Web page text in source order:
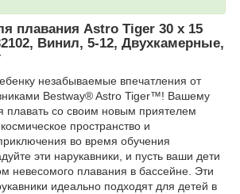
плавания Astro Tiger 30 х 15
Винил, 5-12, Двухкамерные,
незабываемые впечатления от
Bestway® Astro Tiger™! Вашему
плавать со своим новым приятелем
пространство и
во время обучения
эти нарукавники, и пусть ваши дети
невесомого плавания в бассейне. Эти
идеально подходят для детей в